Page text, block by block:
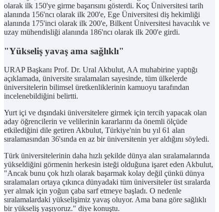
olarak ilk 150'ye girme başarısını gösterdi. Koç Üniversitesi tarih
alanında 156'ncı olarak ilk 200'e, Ege Üniversitesi diş hekimliği
alanında 175'inci olarak ilk 200'e, Bilkent Üniversitesi havacılık ve
uzay mühendisliği alanında 186'ncı olarak ilk 200'e girdi.
"Yükseliş yavaş ama sağlıklı"
URAP Başkanı Prof. Dr. Ural Akbulut, AA muhabirine yaptığı
açıklamada, üniversite sıralamaları sayesinde, tüm ülkelerde
üniversitelerin bilimsel üretkenliklerinin kamuoyu tarafından
incelenebildiğini belirtti.
Yurt içi ve dışındaki üniversitelere girmek için tercih yapacak olan
aday öğrencilerin ve velilerinin kararlarını da önemli ölçüde
etkilediğini dile getiren Akbulut, Türkiye'nin bu yıl 61 alan
sıralamasından 36'sında en az bir üniversitenin yer aldığını söyledi.
Türk üniversitelerinin daha hızlı şekilde dünya alan sıralamalarında
yükseldiğini görmenin herkesin isteği olduğuna işaret eden Akbulut,
"Ancak bunu çok hızlı olarak başarmak kolay değil çünkü dünya
sıralamaları ortaya çıkınca dünyadaki tüm üniversiteler üst sıralarda
yer almak için yoğun çaba sarf etmeye başladı. O nedenle
sıralamalardaki yükselişimiz yavaş oluyor. Ama bana göre sağlıklı
bir yükseliş yaşıyoruz." diye konuştu.